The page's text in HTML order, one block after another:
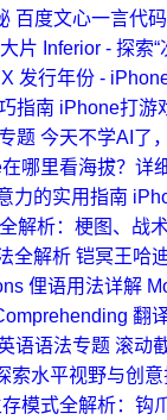
百度文心一言代
片 Inferior - 探索
发行年份 -
指南 iPhone打游
题 今天不学AI了
哪里看海拔？详
力的实用指南
解析：梗图、战
全解析 铠冥王哈
俚语用法详解
翻
语语法专题 滚动
索水平视野与创意
存模式全解析：钩